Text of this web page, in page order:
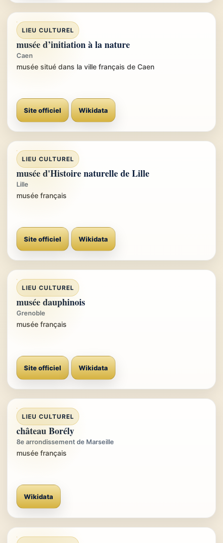
LIEU CULTUREL
musée d’initiation à la nature
Caen
musée situé dans la ville français de Caen
Site officiel Wikidata
LIEU CULTUREL
musée d'Histoire naturelle de Lille
Lille
musée français
Site officiel Wikidata
LIEU CULTUREL
musée dauphinois
Grenoble
musée français
Site officiel Wikidata
LIEU CULTUREL
château Borély
8e arrondissement de Marseille
musée français
Wikidata